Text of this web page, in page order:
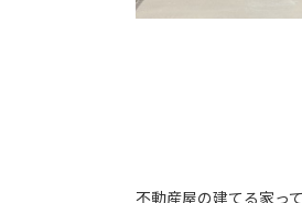
不動産屋の建てる家っ